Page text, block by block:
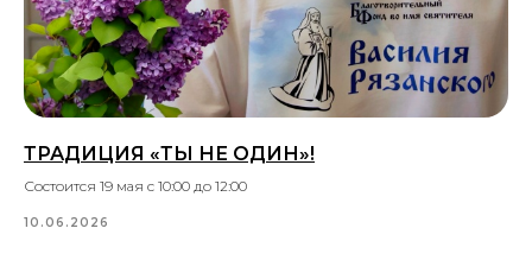
ТРАДИЦИЯ «ТЫ НЕ ОДИН»!
Состоится 19 мая с 10:00 до 12:00
10.06.2026